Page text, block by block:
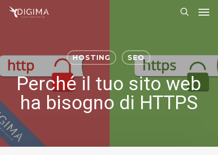
Skip
HOSTING SEO
Perché il tuo sito web
ha bisogno di HTTPS
Menu